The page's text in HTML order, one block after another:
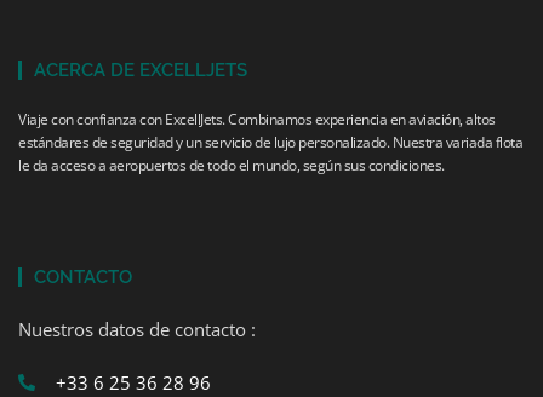
ACERCA DE EXCELLJETS
Viaje con confianza con ExcellJets. Combinamos experiencia en aviación, altos
estándares de seguridad y un servicio de lujo personalizado. Nuestra variada flota
le da acceso a aeropuertos de todo el mundo, según sus condiciones.
CONTACTO
Nuestros datos de contacto :
+33 6 25 36 28 96